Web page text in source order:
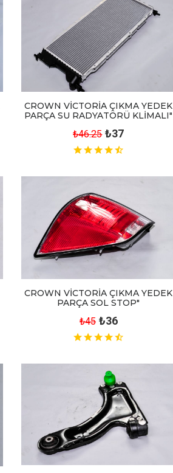
CROWN VİCTORİA ÇIKMA YEDEK
PARÇA SU RADYATÖRÜ KLİMALI"
₺46.25 ₺37
CROWN VİCTORİA ÇIKMA YEDEK
PARÇA SOL STOP"
₺45 ₺36